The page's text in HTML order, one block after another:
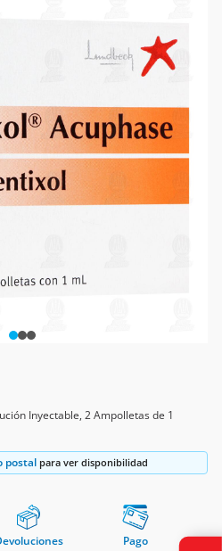
Inyectable, 2 Ampolletas de 1
postal para ver disponibilidad
Pago